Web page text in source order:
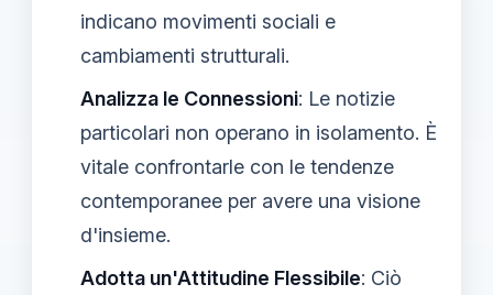
indicano movimenti sociali e
cambiamenti strutturali.
Analizza le Connessioni: Le notizie
particolari non operano in isolamento. È
vitale confrontarle con le tendenze
contemporanee per avere una visione
d'insieme.
Adotta un'Attitudine Flessibile: Ciò